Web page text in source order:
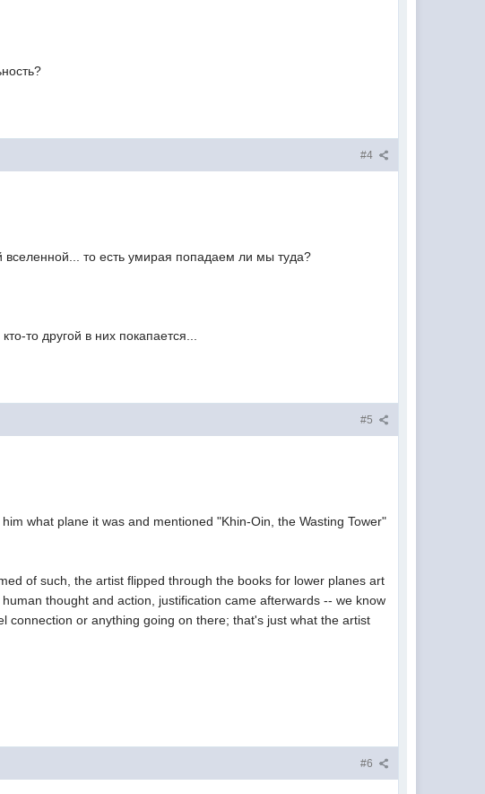
#4
то есть умирая попадаем ли мы туда?
то другой в них покапается...
#5
what plane it was and mentioned "Khin-Oin, the Wasting Tower"
of such, the artist flipped through the books for lower planes art
thought and action, justification came afterwards -- we know
connection or anything going on there; that's just what the artist
#6